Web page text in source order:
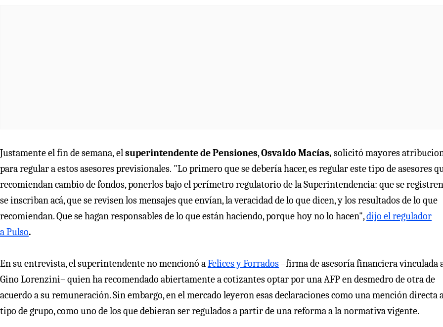
Justamente el fin de semana, elsuperintendente de Pensiones,Osvaldo Macías, solicitó mayores
para regular a estos asesores previsionales. "Lo primero que se debería hacer, es regular este tipo de asesores
recomiendan cambio de fondos, ponerlos bajo el perímetro regulatorio de la Superintendencia: que se
se inscriban acá, que se revisen los mensajes que envían, la veracidad de lo que dicen, y los resultados de lo que
recomiendan. Que se hagan responsables de lo que están haciendo, porque hoy no lo hacen",dijo el regulador
a Pulso.
En su entrevista, el superintendente no mencionó aFelices y Forrados–firma de asesoría financiera vinculada
Gino Lorenzini– quien ha recomendado abiertamente a cotizantes optar por una AFP en desmedro de otra de
acuerdo a su remuneración. Sin embargo, en el mercado leyeron esas declaraciones como una mención directa
tipo de grupo, como uno de los que debieran ser regulados a partir de una reforma a la normativa vigente.